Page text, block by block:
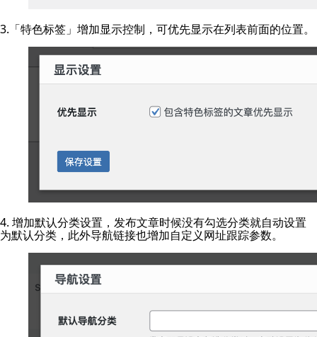
3.「特色标签」增加显示控制，可优先显示在列表前面的位置。
4. 增加默认分类设置，发布文章时候没有勾选分类就自动设置
为默认分类，此外导航链接也增加自定义网址跟踪参数。